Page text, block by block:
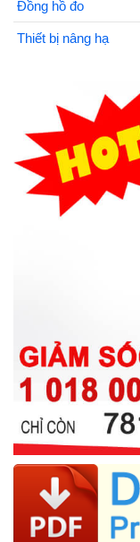
Đồng hồ đo
Thiết bị nâng hạ